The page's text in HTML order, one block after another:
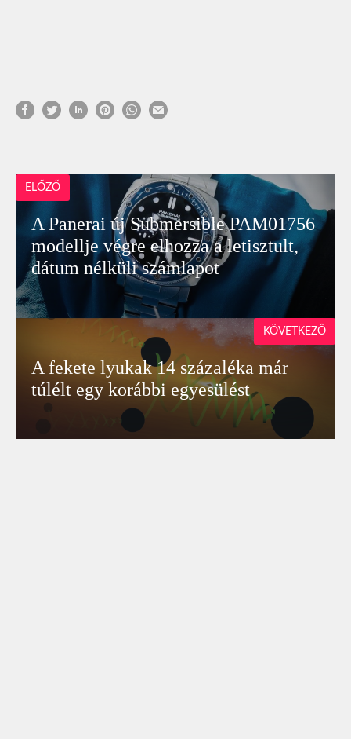
ELŐZŐ
A Panerai új Submersible PAM01756
modellje végre elhozza a letisztult,
dátum nélküli számlapot
A fekete lyukak 14 százaléka már
túlélt egy korábbi egyesülést
KÖVETKEZŐ